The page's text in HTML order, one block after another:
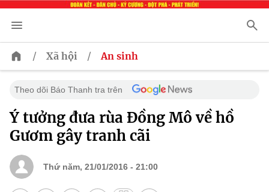
/ Xã hội / An sinh
Theo dõi Báo Thanh tra trên
Ý tưởng đưa rùa Đồng Mô về hồ
Gươm gây tranh cãi
Thứ năm, 21/01/2016 - 21:00